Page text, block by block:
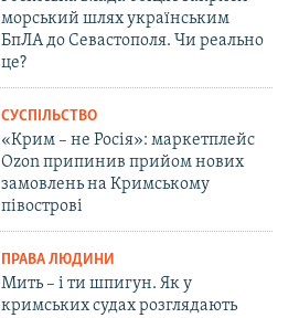
морський шлях українським
БпЛА до Севастополя. Чи реально
це?
СУСПІЛЬСТВО
«Крим – не Росія»: маркетплейс
Ozon припинив прийом нових
замовлень на Кримському
півострові
ПРАВА ЛЮДИНИ
Мить – і ти шпигун. Як у
кримських судах розглядають